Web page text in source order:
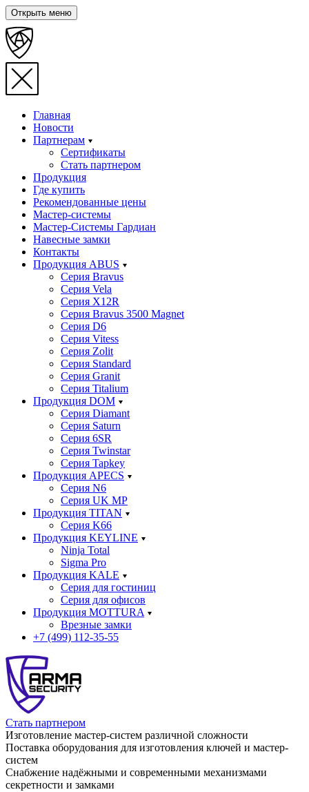
Открыть меню
Главная
Новости
Партнерам
Сертификаты
Стать партнером
Продукция
Где купить
Рекомендованные цены
Мастер-системы
Мастер-Системы Гардиан
Навесные замки
Контакты
Продукция ABUS
Серия Bravus
Серия Vela
Серия X12R
Серия Bravus 3500 Magnet
Серия D6
Серия Vitess
Серия Zolit
Серия Standard
Серия Granit
Серия Titalium
Продукция DOM
Серия Diamant
Серия Saturn
Серия 6SR
Серия Twinstar
Серия Tapkey
Продукция APECS
Серия N6
Серия UK MP
Продукция TITAN
Серия K66
Продукция KEYLINE
Ninja Total
Sigma Pro
Продукция KALE
Серия для гостиниц
Серия для офисов
Продукция MOTTURA
Врезные замки
+7 (499) 112-35-55
Стать партнером
Изготовление мастер-систем различной сложности
Поставка оборудования для изготовления ключей и мастер-
систем
Снабжение надёжными и современными механизмами
секретности и замками